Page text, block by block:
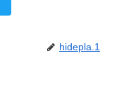
hidepla.1